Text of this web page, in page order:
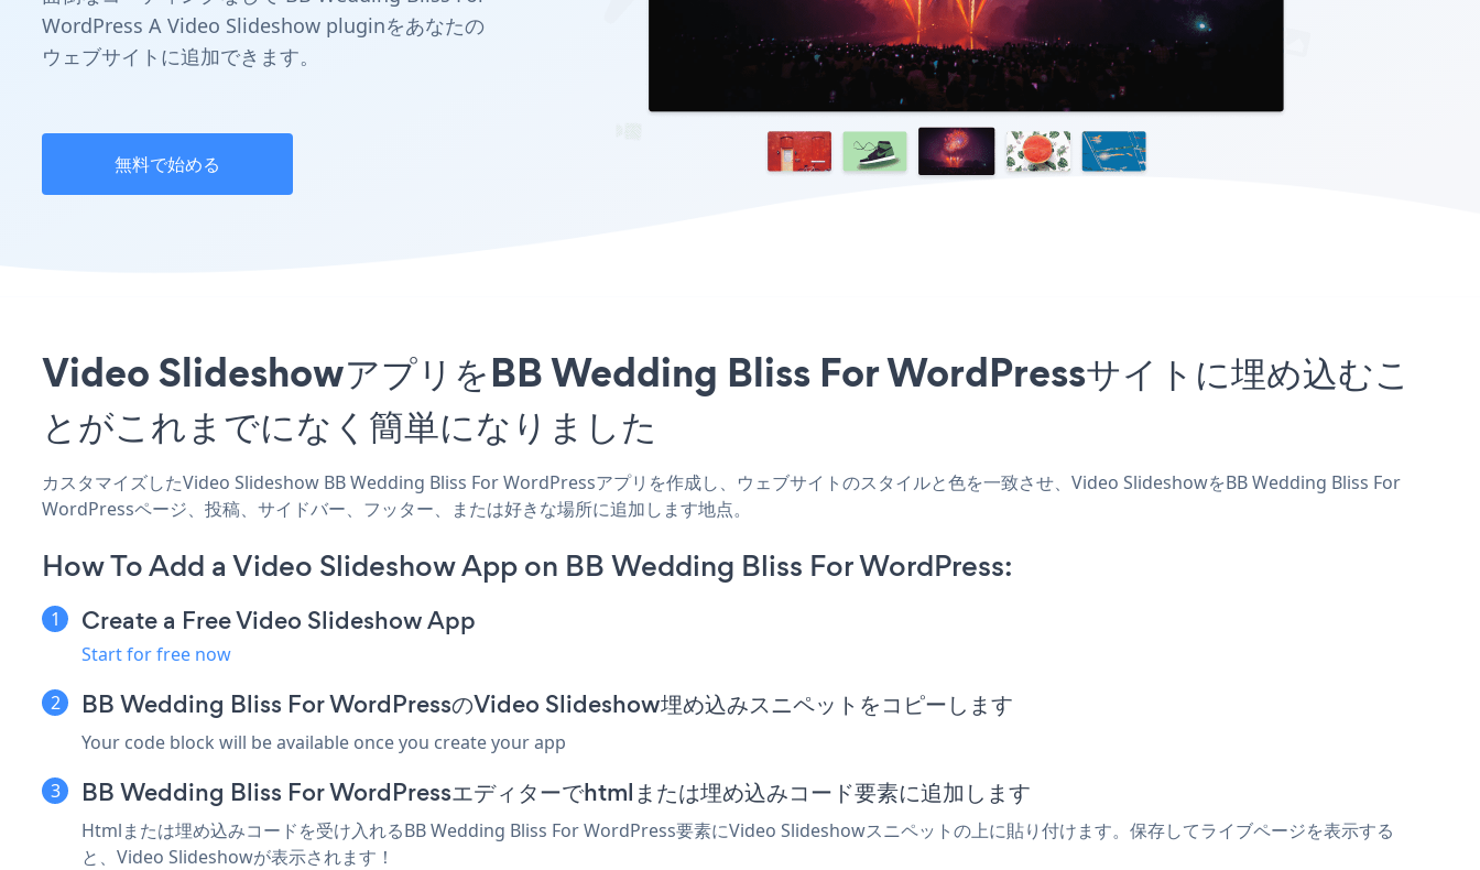
WordPress A Video Slideshow pluginをあなたの
ウェブサイトに追加できます。
無料で始める
Video SlideshowアプリをBB Wedding Bliss For WordPressサイトに埋め込むこ
とがこれまでになく簡単になりました
カスタマイズしたVideo Slideshow BB Wedding Bliss For WordPressアプリを作成し、ウェブサイトのスタイルと色を一致させ、Video SlideshowをBB Wedding Bliss For
WordPressページ、投稿、サイドバー、フッター、または好きな場所に追加します地点。
How To Add a Video Slideshow App on BB Wedding Bliss For WordPress:
Create a Free Video Slideshow App
Start for free now
BB Wedding Bliss For WordPressのVideo Slideshow埋め込みスニペットをコピーします
Your code block will be available once you create your app
BB Wedding Bliss For WordPressエディターでhtmlまたは埋め込みコード要素に追加します
Htmlまたは埋め込みコードを受け入れるBB Wedding Bliss For WordPress要素にVideo Slideshowスニペットの上に貼り付けます。保存してライブページを表示する
と、Video Slideshowが表示されます！